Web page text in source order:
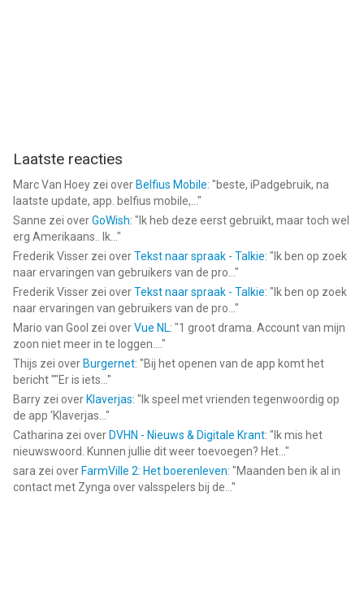
Laatste reacties
Marc Van Hoey zei over Belfius Mobile: "beste, iPadgebruik, na
laatste update, app. belfius mobile,... "
Sanne zei overGoWish: " Ik heb deze eerst gebruikt, maar toch wel
erg Amerikaans.. Ik... "
Frederik Visser zei overTekst naar spraak - Talkie: " Ik ben op zoek
naar ervaringen van gebruikers van de pro... "
Frederik Visser zei overTekst naar spraak - Talkie: " Ik ben op zoek
naar ervaringen van gebruikers van de pro... "
Mario van Gool zei overVue NL: "1 groot drama. Account van mijn
zoon niet meer in te loggen.... "
Thijs zei over Burgernet: "Bij het openen van de app komt het
bericht ""Er is iets... "
Barry zei over Klaverjas: " Ik speel met vrienden tegenwoordig op
de app ‘Klaverjas... "
Catharina zei over DVHN - Nieuws & Digitale Krant: " Ik mis het
nieuwswoord. Kunnen jullie dit weer toevoegen? Het... "
sara zei over FarmVille 2: Het boerenleven: "Maanden ben ik al in
contact met Zynga over valsspelers bij de... "